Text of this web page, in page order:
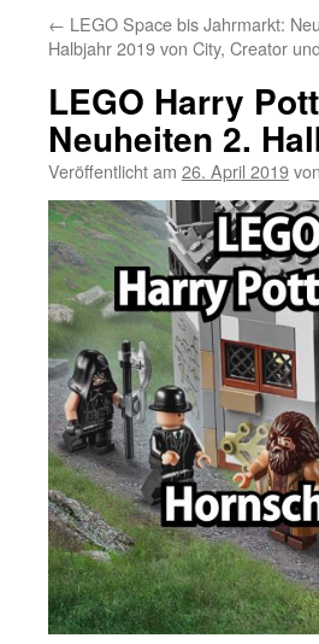
← LEGO Space bis Jahrmarkt:
Halbjahr 2019 von City, Creator
LEGO Harry
Neuheiten 2.
Veröffentlicht am 26. April 2019von